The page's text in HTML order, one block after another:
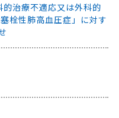
治療不適応又は外科的
栓性肺高血圧症」に対す